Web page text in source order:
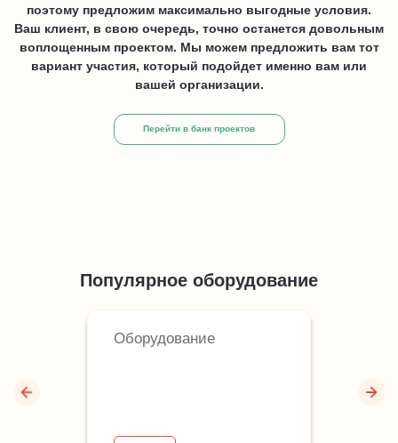
поэтому предложим максимально выгодные условия.
Ваш клиент, в свою очередь, точно останется довольным
воплощенным проектом. Мы можем предложить вам тот
вариант участия, который подойдет именно вам или
вашей организации.
Перейти в банк проектов
Популярное оборудование
Оборудование